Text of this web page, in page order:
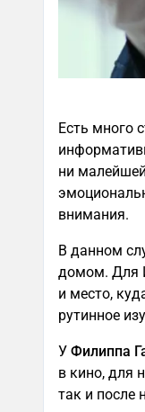
Есть много
ни
внимания.
В данном
домом. Для
и место,
рутинное
У Филиппа
в кино, для
так и после